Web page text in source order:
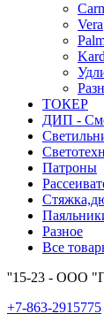
Vera
ТОКЕР
ДИП -
Патроны
Разное
Все
''15-23 - ООО
+7-863-2915775